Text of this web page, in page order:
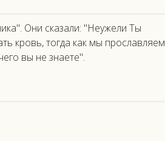
Они сказали: "Неужели Ты
кровь, тогда как мы прославляем
вы не знаете".